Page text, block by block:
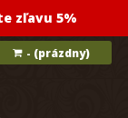
zľavu 5%
- (prázdny)